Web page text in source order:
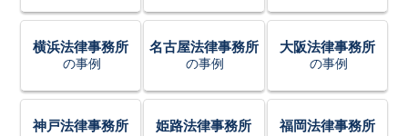
横浜法律事務所
の事例
名古屋法律事務所
の事例
大阪法律事務所
の事例
神戸法律事務所 姫路法律事務所 福岡法律事務所